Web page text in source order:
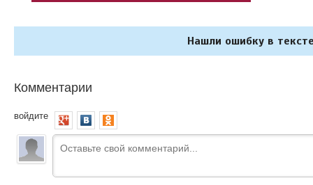
Нашли ошибку в
Комментарии
войдите